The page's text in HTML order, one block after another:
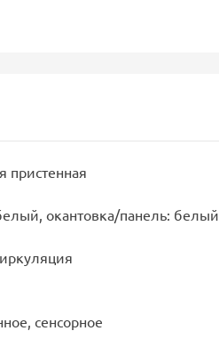
пристенная
окантовка/панель: белый
сенсорное